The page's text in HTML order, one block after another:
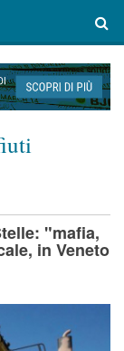
"mafia,
in Veneto